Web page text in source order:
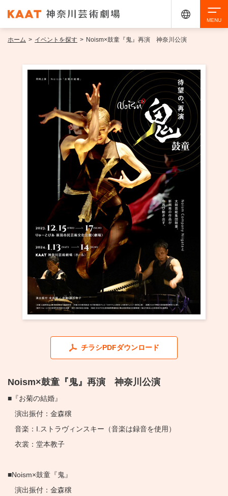
イベントを探す
・ イベントカレンダー
・ 館内サービス・アクセシビリティ
・ フロアマップ
・ レストラン/カフェ
・ 交通案内
・ よくある質問
施設を借りる
KAATについて
・ ミッション
・ 芸術監督
KAAT 神奈川芸術劇場
チケット購入 交通案内
ホーム > イベントを探す > Noism×鼓童『鬼』再演 神奈川公演
チラシPDFダウンロード
Noism×鼓童『鬼』再演 神奈川公演
■『お菊の結婚』
演出振付：金森穣
音楽：I.ストラヴィンスキー（音楽は録音を使用）
衣裳：堂本教子
■Noism×鼓童『鬼』
演出振付：金森穣